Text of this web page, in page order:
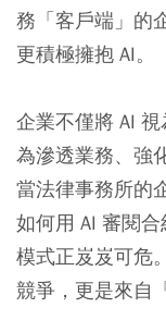
務「客戶端」的
更積極擁抱 AI。
企業不僅將 AI
為滲透業務、強
當法律事務所的
如何用 AI 審閱
模式正岌岌可危
競爭，更是來自